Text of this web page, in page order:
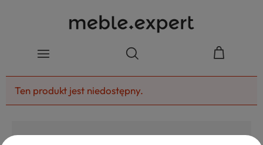
Ten produkt jest niedostępny.